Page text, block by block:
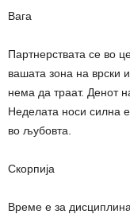
Вага
Партнерствата се во
вашата зона на врски
нема да траат. Денот
Неделата носи силна
во љубовта.
Скорпија
Време е за